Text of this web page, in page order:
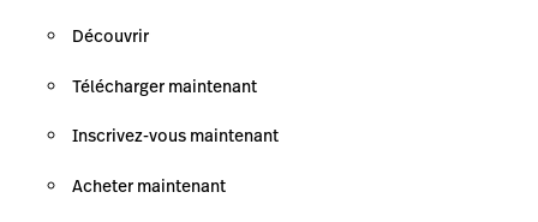
Découvrir
Télécharger maintenant
Inscrivez-vous maintenant
Acheter maintenant